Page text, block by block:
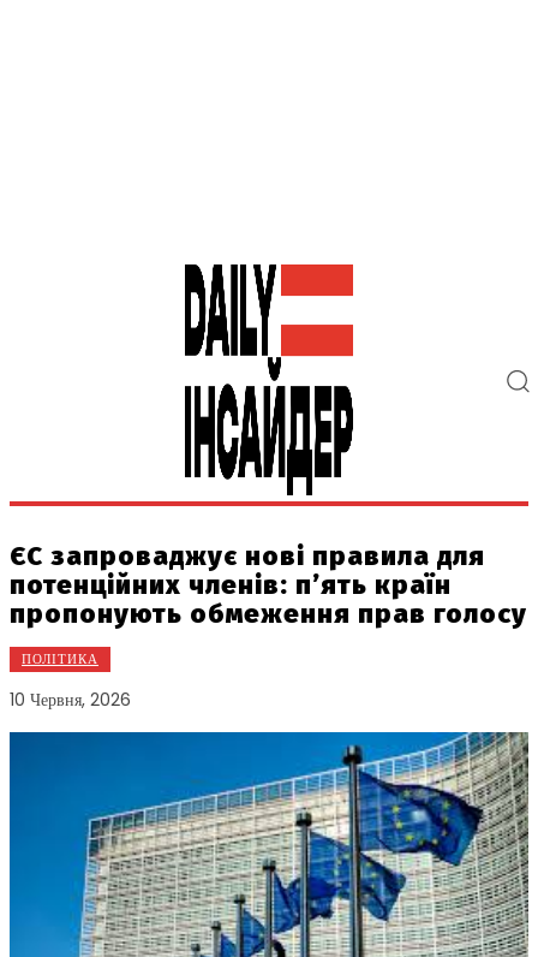
ЄС запроваджує нові правила для
потенційних членів: п’ять країн
пропонують обмеження прав голосу
ПОЛІТИКА
10 Червня, 2026